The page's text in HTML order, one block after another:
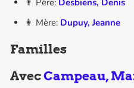
👩 Mère: Dupuy, Jeanne
Familles
AvecCampeau,